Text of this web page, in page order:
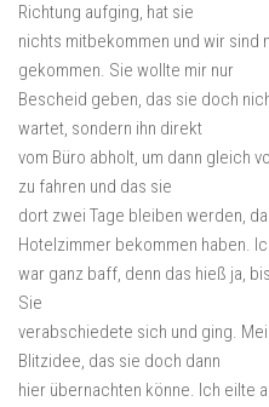
Richtung aufging, hat sie
nichts mitbekommen und wir sind
gekommen. Sie wollte mir nur
Bescheid geben, das sie doch
wartet, sondern ihn direkt
vom Büro abholt, um dann gleich
zu fahren und das sie
dort zwei Tage bleiben werden,
Hotelzimmer bekommen haben.
war ganz baff, denn das hieß ja,
Sie
verabschiedete sich und ging.
Blitzidee, das sie doch dann
hier übernachten könne. Ich eilte